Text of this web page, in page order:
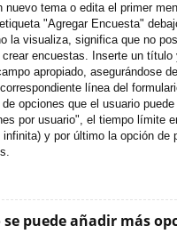
nuevo tema o edita el primer
"Agregar Encuesta"
la visualiza, significa que no
crear encuestas. Inserte un título
apropiado, asegurándose
línea del
opciones que el usuario
por usuario", el tiempo límite
infinita) y por último la opción de
se puede añadir más